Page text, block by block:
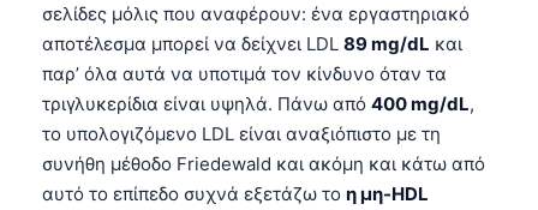
σελίδες μόλις που αναφέρουν: ένα εργαστηριακό
αποτέλεσμα μπορεί να δείχνει LDL 89 mg/dL και
παρ’ όλα αυτά να υποτιμά τον κίνδυνο όταν τα
τριγλυκερίδια είναι υψηλά. Πάνω από 400 mg/dL,
το υπολογιζόμενο LDL είναι αναξιόπιστο με τη
συνήθη μέθοδο Friedewald και ακόμη και κάτω από
αυτό το επίπεδο συχνά εξετάζω το η μη-HDL